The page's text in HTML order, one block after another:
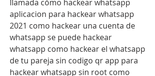
llamada cómo hackear whatsapp
aplicacion para hackear whatsapp
2021 como hackear una cuenta de
whatsapp se puede hackear
whatsapp como hackear el whatsapp
de tu pareja sin codigo qr app para
hackear whatsapp sin root como